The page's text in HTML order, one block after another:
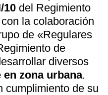
10 del Regimiento
la colaboración
de «Regulares
de
diversos
en zona urbana.
cumplimiento de su